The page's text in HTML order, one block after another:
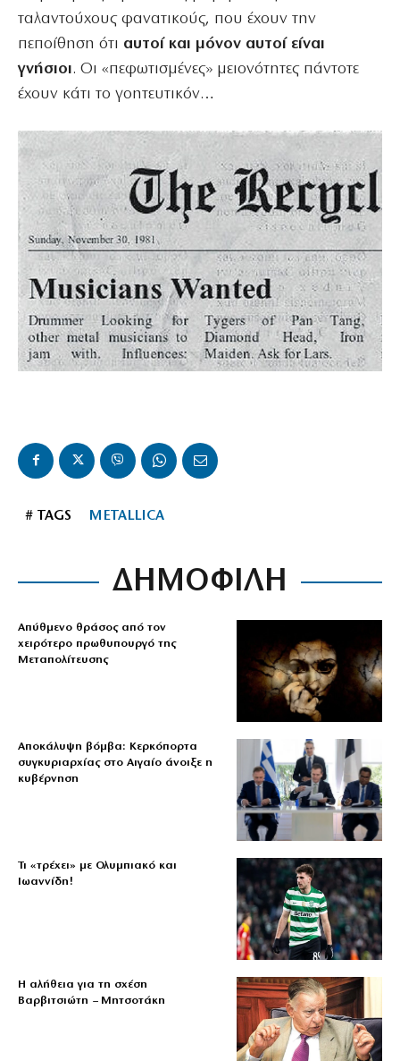
ταλαντούχους φανατικούς, που έχουν την
πεποίθηση ότι αυτοί και μόνον αυτοί είναι
γνήσιοι. Οι «πεφωτισμένες» μειονότητες πάντοτε
έχουν κάτι το γοητευτικόν…
# TAGS METALLICA
ΔΗΜΟΦΙΛΗ
Απύθμενο θράσος από τον
χειρότερο πρωθυπουργό της
Μεταπολίτευσης
Αποκάλυψη βόμβα: Κερκόπορτα
συγκυριαρχίας στο Αιγαίο άνοιξε η
κυβέρνηση
Τι «τρέχει» με Ολυμπιακό και
Ιωαννίδη!
Η αλήθεια για τη σχέση
Βαρβιτσιώτη – Μητσοτάκη